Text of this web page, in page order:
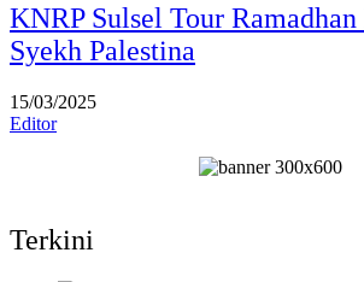
KNRP Sulsel Tour Ramadhan
Syekh Palestina
15/03/2025
Editor
Terkini